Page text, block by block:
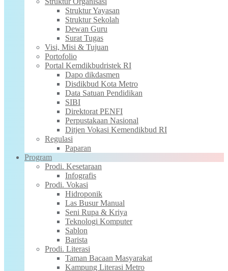
Struktur Yayasan
Struktur Sekolah
Dewan Guru
Surat Tugas
Visi, Misi & Tujuan
Portofolio
Portal Kemdikbudristek RI
Dapo dikdasmen
Disdikbud Kota Metro
Data Satuan Pendidikan
SIBI
Direktorat PENFI
Perpustakaan Nasional
Ditjen Vokasi Kemendikbud RI
Regulasi
Paparan
Program
Prodi. Kesetaraan
Infografis
Prodi. Vokasi
Hidroponik
Las Busur Manual
Seni Rupa & Kriya
Teknologi Komputer
Sablon
Barista
Prodi. Literasi
Taman Bacaan Masyarakat
Kampung Literasi Metro